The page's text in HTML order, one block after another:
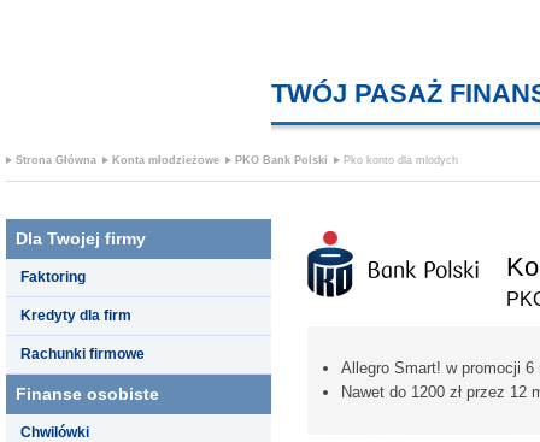
TWÓJ PASAŻ
Strona Główna Konta młodzieżowe PKO Bank Polski Pko konto dla mlodych
Dla Twojej firmy
Faktoring
Kredyty dla firm
Rachunki firmowe
Finanse osobiste
Chwilówki
Allegro Smart! w promocji 6
Nawet do 1200 zł przez 12